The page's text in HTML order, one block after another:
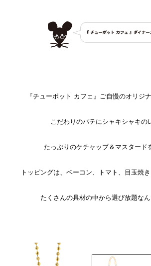
『チューポット カフェ』ご自慢のオリジ
こだわりのパテにシャキシャキの
たっぷりのケチャップ＆マスタード
トッピングは、ベーコン、トマト、目玉焼
たくさんの具材の中から選び放題なん